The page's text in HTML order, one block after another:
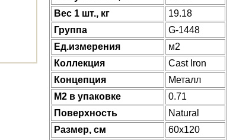
Вес 1 шт., кг
19.18
Группа
G-1448
Ед.измерения
м2
Коллекция
Cast Iron
Концепция
Металл
М2 в упаковке
0.71
Поверхность
Natural
Размер, см
60x120